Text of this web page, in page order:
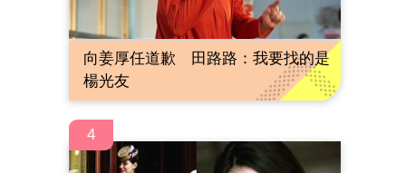
向姜厚任道歉 田路路：我要找的是
楊光友
4